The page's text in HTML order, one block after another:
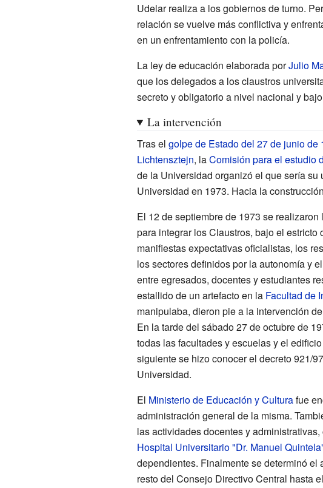
Udelar realiza a los gobiernos de turno.
relación se vuelve más conflictiva y
en un enfrentamiento con la policía.
La ley de educación elaborada porJulio
que los delegados a los claustros
secreto y obligatorio a nivel nacional y
La intervención
Tras el golpe de Estado del 27 de junio de
Lichtensztejn, laComisión para el estudio
de la Universidad organizó el que sería su
Universidad en 1973. Hacia la
El 12 de septiembre de 1973 se
para integrar los Claustros, bajo el estricto
manifiestas expectativas oficialistas, los
los sectores definidos por la autonomía y
entre egresados, docentes y estudiantes
estallido de un artefacto en la Facultad de
manipulaba, dieron pie a la intervención
En la tarde del sábado 27 de octubre de
todas las facultades y escuelas y el
siguiente se hizo conocer el decreto 921/
Universidad.
El Ministerio de Educación y Culturafue
administración general de la misma.
las actividades docentes y
Hospital Universitario "Dr. Manuel
dependientes. Finalmente se determinó el
resto del Consejo Directivo Central hasta